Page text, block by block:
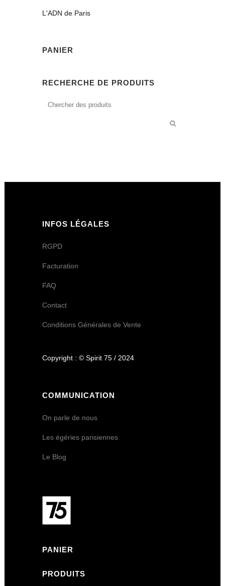
L'ADN de Paris
PANIER
RECHERCHE DE PRODUITS
INFOS LÉGALES
RGPD
Facturation
FAQ
Contact
Conditions Générales de Vente
Copyright : © Spirit 75 / 2024
COMMUNICATION
On parle de nous
Les égéries parisiennes
Le Blog
PANIER
PRODUITS